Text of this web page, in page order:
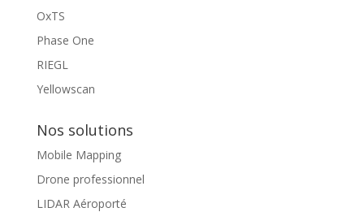
OxTS
Phase One
RIEGL
Yellowscan
Nos solutions
Mobile Mapping
Drone professionnel
LIDAR Aéroporté